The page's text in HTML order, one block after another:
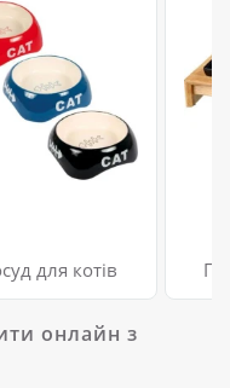
для котів
онлайн з